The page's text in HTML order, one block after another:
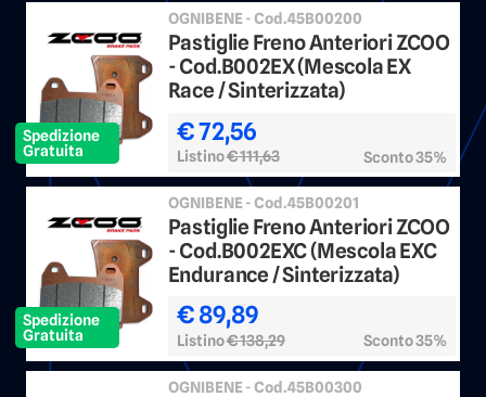
Spedizione
Gratuita
OGNIBENE - Cod.45B00200
Pastiglie Freno Anteriori ZCOO
- Cod.B002EX (Mescola EX
Race / Sinterizzata)
€ 72,56
Listino€ 111,63 Sconto 35%
Spedizione
Gratuita
OGNIBENE - Cod.45B00201
Pastiglie Freno Anteriori ZCOO
- Cod.B002EXC (Mescola EXC
Endurance / Sinterizzata)
€ 89,89
Listino€ 138,29 Sconto 35%
OGNIBENE - Cod.45B00300